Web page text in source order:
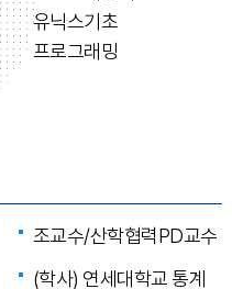
유닉스기초
프로그래밍
조교수/산학협력PD교수
(학사) 연세대학교 통계